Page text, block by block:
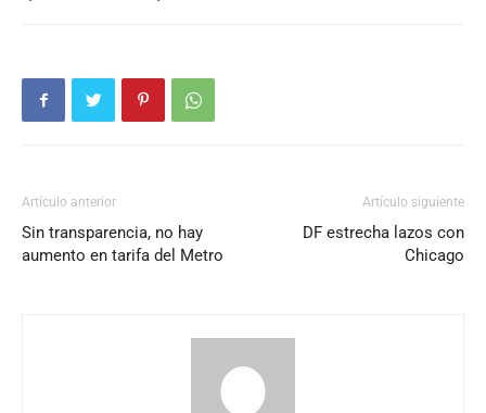
Artículo anterior
Sin transparencia, no hay
aumento en tarifa del Metro
Artículo siguiente
DF estrecha lazos con
Chicago